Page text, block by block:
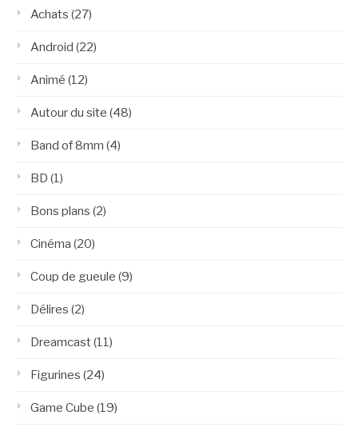
Achats (27)
Android (22)
Animé (12)
Autour du site (48)
Band of 8mm (4)
BD (1)
Bons plans (2)
Cinéma (20)
Coup de gueule (9)
Délires (2)
Dreamcast(11)
Figurines (24)
Game Cube (19)